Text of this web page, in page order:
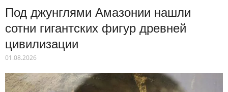
Под джунглями Амазонии нашли
сотни гигантских фигур древней
цивилизации
01.08.2026